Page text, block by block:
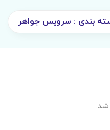
بندی : سرویس جواهر
شد.